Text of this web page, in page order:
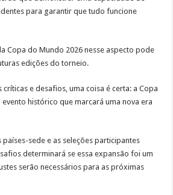
para garantir que tudo funcione
Copa do Mundo 2026 nesse aspecto pode
edições do torneio.
e desafios, uma coisa é certa: a Copa
histórico que marcará uma nova era
países-sede e as seleções participantes
determinará se essa expansão foi um
serão necessários para as próximas